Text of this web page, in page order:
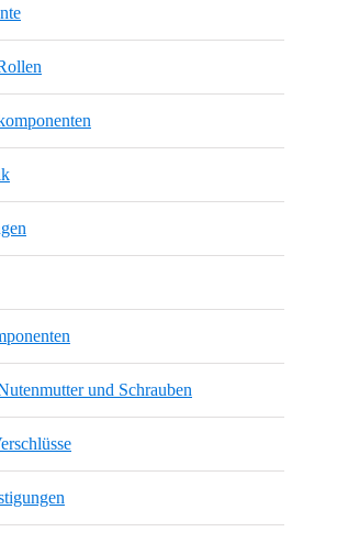
und Schrauben